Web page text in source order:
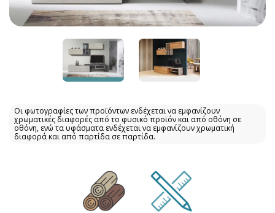
Οι φωτογραφίες των προϊόντων ενδέχεται να εμφανίζουν
χρωματικές διαφορές από το φυσικό προϊόν και από οθόνη σε
οθόνη, ενώ τα υφάσματα ενδέχεται να εμφανίζουν χρωματική
διαφορά και από παρτίδα σε παρτίδα.